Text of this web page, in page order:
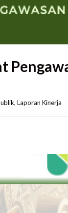
, Laporan Kinerja